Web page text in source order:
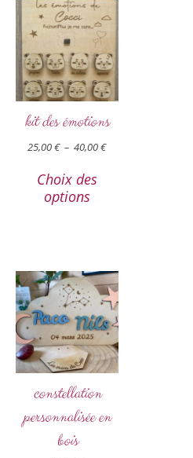
kit des émotions
25,00€ – 40,00€
Choix des
options
constellation
personnalisée en
bois